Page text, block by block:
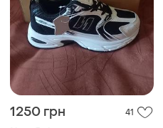
1250 грн 41